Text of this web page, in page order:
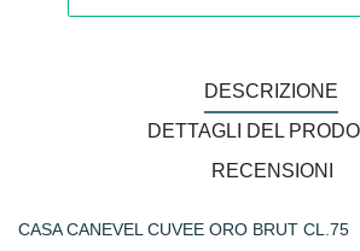
DESCRIZIONE
DETTAGLI DEL
RECENSIONI
CASA CANEVEL CUVEE ORO BRUT CL.75